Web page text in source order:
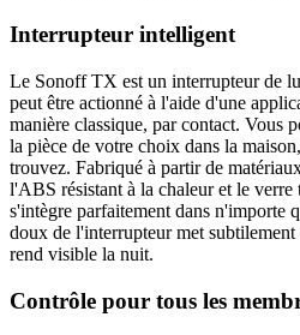
Interrupteur intelligent
Le Sonoff TX est un interrupteur de
peut être actionné à l'aide d'une
manière classique, par contact. Vous
la pièce de votre choix dans la
trouvez. Fabriqué à partir de
l'ABS résistant à la chaleur et le
s'intègre parfaitement dans n'importe
doux de l'interrupteur met
rend visible la nuit.
Contrôle pour tous les